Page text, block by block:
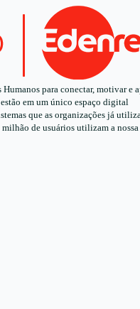
para conectar, motivar e
em um único espaço digital
que as organizações já
de usuários utilizam a nossa